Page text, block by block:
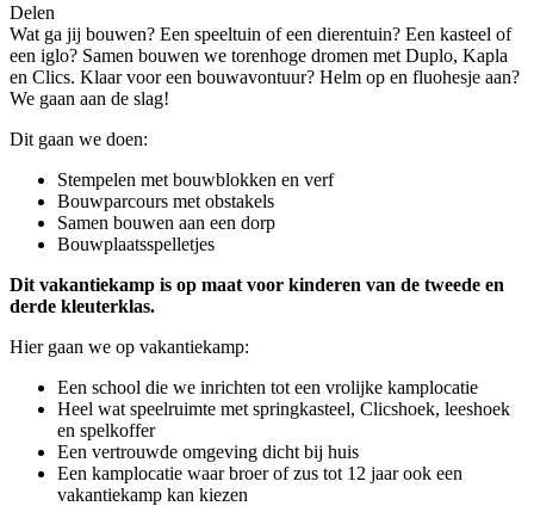
Delen
Wat ga jij bouwen? Een speeltuin of een dierentuin? Een kasteel of
een iglo? Samen bouwen we torenhoge dromen met Duplo, Kapla
en Clics. Klaar voor een bouwavontuur? Helm op en fluohesje aan?
We gaan aan de slag!
Dit gaan we doen:
Stempelen met bouwblokken en verf
Bouwparcours met obstakels
Samen bouwen aan een dorp
Bouwplaatsspelletjes
Dit vakantiekamp is op maat voor kinderen van de tweede en
derde kleuterklas.
Hier gaan we op vakantiekamp:
Een school die we inrichten tot een vrolijke kamplocatie
Heel wat speelruimte met springkasteel, Clicshoek, leeshoek
en spelkoffer
Een vertrouwde omgeving dicht bij huis
Een kamplocatie waar broer of zus tot 12 jaar ook een
vakantiekamp kan kiezen